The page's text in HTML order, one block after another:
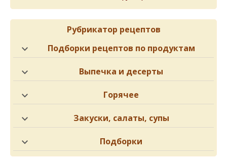
Рубрикатор рецептов
Подборки рецептов по продуктам
Выпечка и десерты
Горячее
Закуски, салаты, супы
Подборки